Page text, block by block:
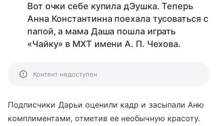
Вот очки себе купила дЭушка. Теперь
Анна Константинна поехала тусоваться с
папой, а мама Даша пошла играть
«Чайку» в МХТ имени А. П. Чехова.
Контент недоступен
Подписчики Дарьи оценили кадр и засыпали Аню
комплиментами, отметив ее необычную красоту.